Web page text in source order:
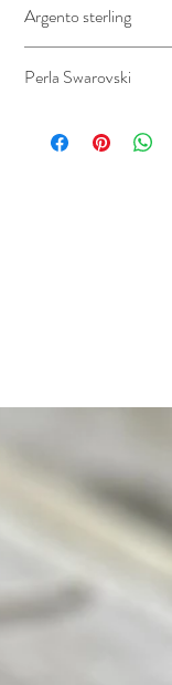
Argento sterling
Perla Swarovski